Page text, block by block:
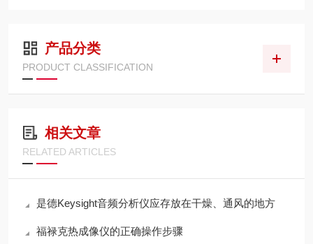
产品分类
PRODUCT CLASSIFICATION
相关文章
RELATED ARTICLES
是德Keysight音频分析仪应存放在干燥、通风的地方
福禄克热成像仪的正确操作步骤